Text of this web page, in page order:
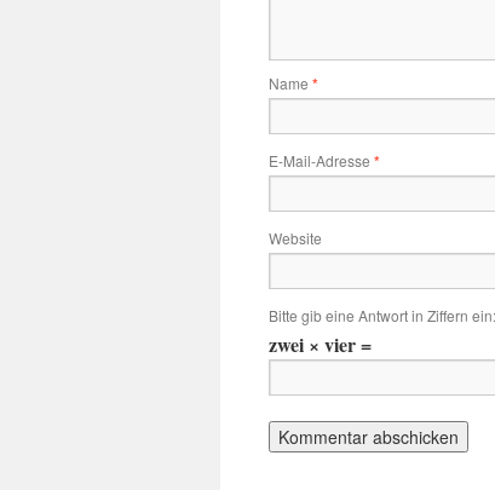
Name *
E-Mail-Adresse *
Website
Bitte gib eine Antwort in Ziffern ein:
zwei × vier =